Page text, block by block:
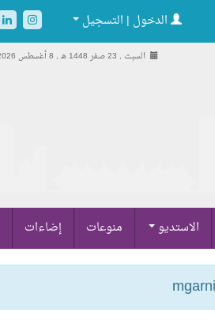
الدخول | التسجيل
السبت , 23 صفر 1448 هـ , 8 أغسطس 2026 م |
الاستديو منوعات إضاءات